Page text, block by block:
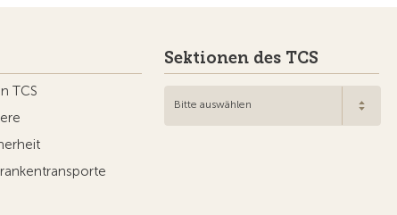
TCS
Sektionen des TCS
Bitte auswählen